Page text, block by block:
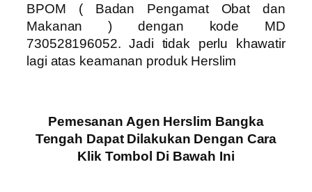
BPOM ( Badan Pengamat Obat dan
Makanan ) dengan kode MD
730528196052. Jadi tidak perlu khawatir
lagi atas keamanan produk Herslim
Pemesanan Agen Herslim Bangka
Tengah Dapat Dilakukan Dengan Cara
Klik Tombol Di Bawah Ini